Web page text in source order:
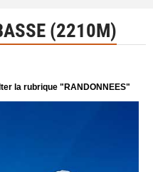
(2210M)
la rubrique "RANDONNEES"